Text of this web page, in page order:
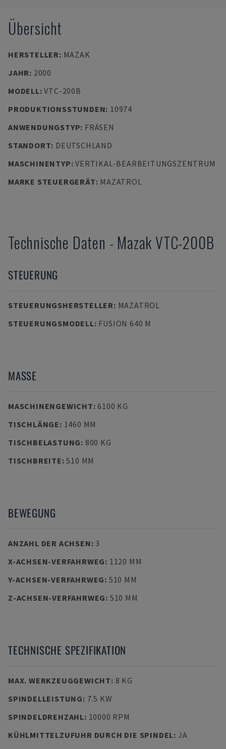
Übersicht
HERSTELLER: MAZAK
JAHR: 2000
MODELL:VTC-200B
PRODUKTIONSSTUNDEN: 10974
ANWENDUNGSTYP: FRÄSEN
STANDORT: DEUTSCHLAND
MASCHINENTYP:VERTIKAL-BEARBEITUNGSZENTRUM
MARKE STEUERGERÄT: MAZATROL
Technische Daten - Mazak VTC-200B
STEUERUNG
STEUERUNGSHERSTELLER: MAZATROL
STEUERUNGSMODELL: FUSION 640 M
MASSE
MASCHINENGEWICHT: 6100 KG
TISCHLÄNGE: 1460 MM
TISCHBELASTUNG: 800 KG
TISCHBREITE:510 MM
BEWEGUNG
ANZAHL DER ACHSEN: 3
X-ACHSEN-VERFAHRWEG: 1120 MM
Y-ACHSEN-VERFAHRWEG: 510 MM
Z-ACHSEN-VERFAHRWEG: 510 MM
TECHNISCHE SPEZIFIKATION
MAX. WERKZEUGGEWICHT: 8 KG
SPINDELLEISTUNG: 7.5 KW
SPINDELDREHZAHL: 10000 RPM
KÜHLMITTELZUFUHR DURCH DIE SPINDEL: JA